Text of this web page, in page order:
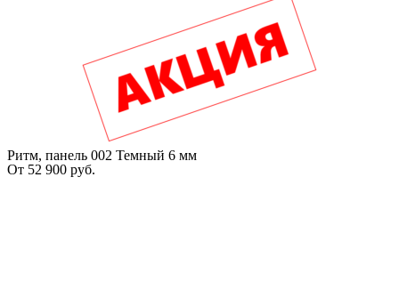
Ритм, панель 002 Темный 6 мм
От 52 900 руб.